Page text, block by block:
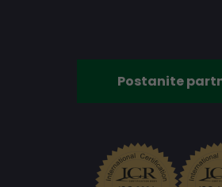
Postanite